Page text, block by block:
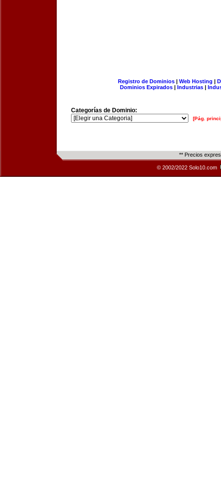
Registro de Dominios| Web Hosting |
Dominios Expirados | Industrias |
Categorías de Dominio:
[Pág.
** Precios
© 2002/2022 Solo10.com